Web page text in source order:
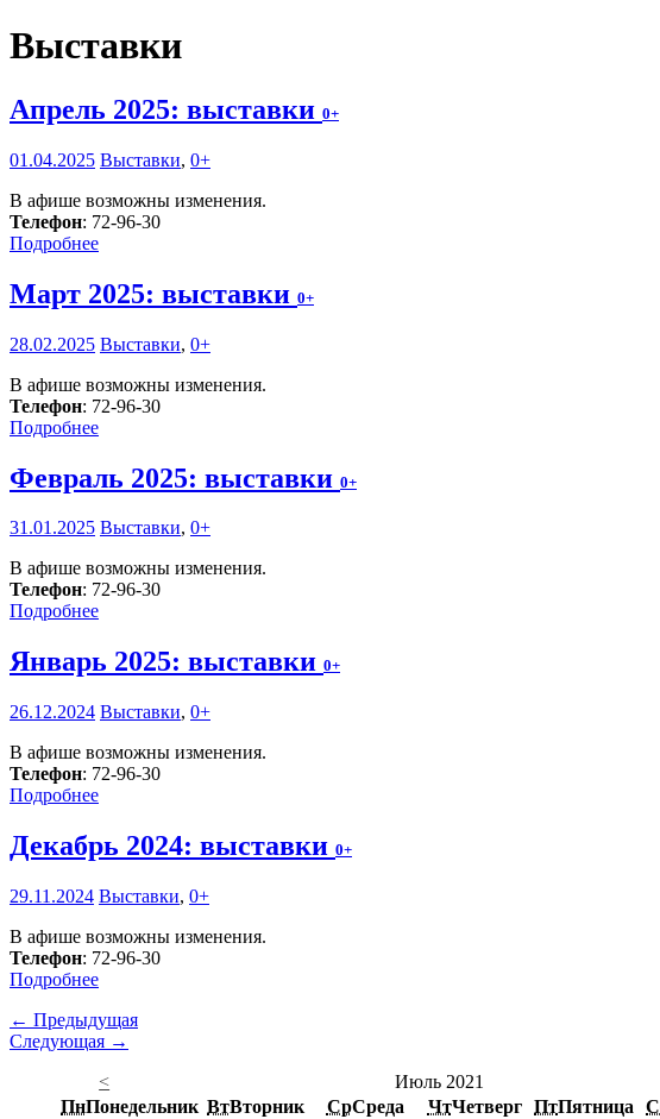
Выставки
Апрель 2025: выставки 0+
01.04.2025 Выставки, 0+
В афише возможны изменения.
Телефон: 72-96-30
Подробнее
Март 2025: выставки 0+
28.02.2025 Выставки, 0+
В афише возможны изменения.
Телефон: 72-96-30
Подробнее
Февраль 2025: выставки 0+
31.01.2025 Выставки, 0+
В афише возможны изменения.
Телефон: 72-96-30
Подробнее
Январь 2025: выставки 0+
26.12.2024 Выставки, 0+
В афише возможны изменения.
Телефон: 72-96-30
Подробнее
Декабрь 2024: выставки 0+
29.11.2024 Выставки, 0+
В афише возможны изменения.
Телефон: 72-96-30
Подробнее
← Предыдущая
Следующая →
<
Июль 2021
ПнПонедельник ВтВторник СрСреда ЧтЧетверг ПтПятница